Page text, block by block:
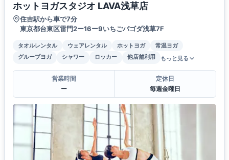
ホットヨガスタジオ LAVA浅草店
住吉駅から車で7分
東京都台東区雷門2ー16ー9いちごパゴダ浅草7F
タオルレンタル ウェアレンタル ホットヨガ
常温ヨガ
グループヨガ
シャワー ロッカー 他店舗利用 もっと見る
営業時間
ー
定休日
毎週金曜日